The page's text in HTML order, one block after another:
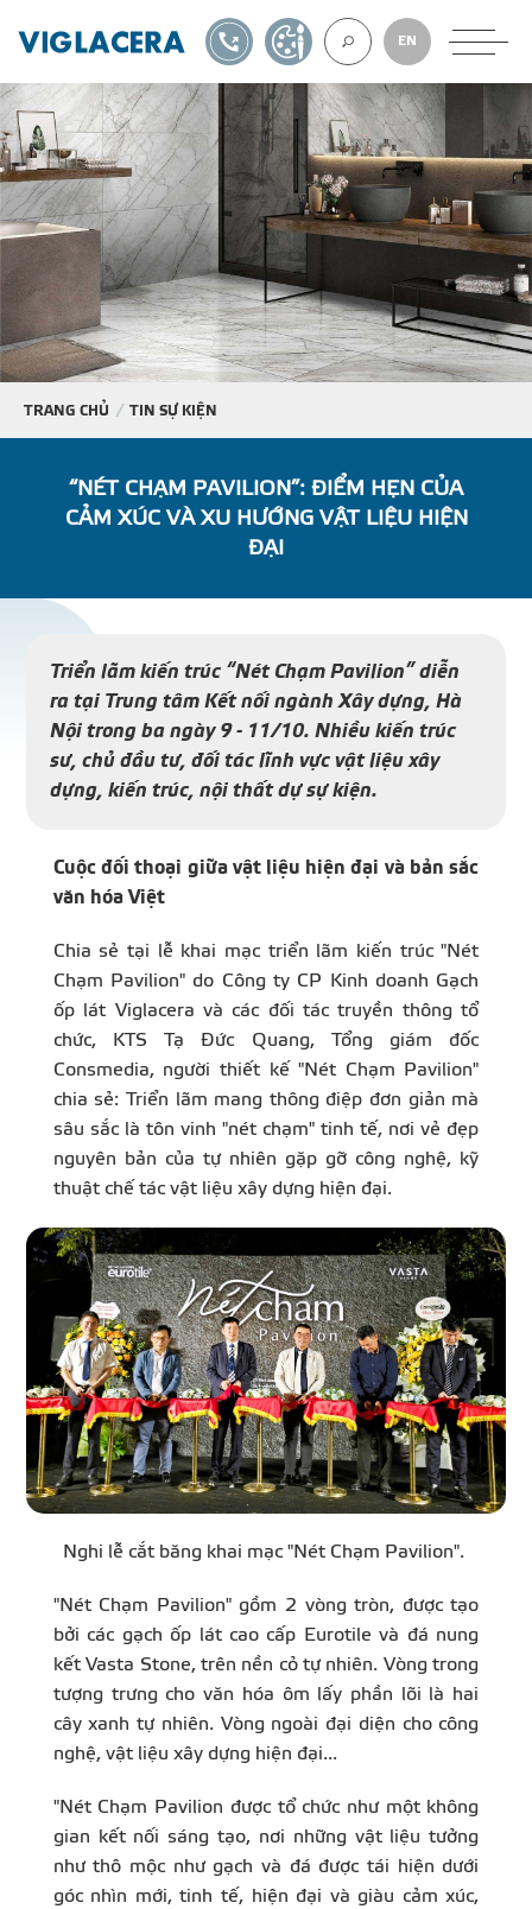
VỀ CHÚNG
GẠCH ỐP LÁT
BÊ TÔNG KHÍ
XUẤT KHẨU
THƯ
LIÊN HỆ - TƯ
EN
1900561582TỰ THIẾT KẾ
TRANG CHỦ TIN SỰ KIỆN
“NÉT CHẠM PAVILION”: ĐIỂM HẸN CỦA
CẢM XÚC VÀ XU HƯỚNG VẬT LIỆU HIỆN
ĐẠI
Triển lãm kiến trúc “Nét Chạm Pavilion” diễn
ra tại Trung tâm Kết nối ngành Xây dựng, Hà
Nội trong ba ngày 9 - 11/10. Nhiều kiến trúc
sư, chủ đầu tư, đối tác lĩnh vực vật liệu xây
dựng, kiến trúc, nội thất dự sự kiện.
Cuộc đối thoại giữa vật liệu hiện đại và bản sắc
văn hóa Việt
Chia sẻ tại lễ khai mạc triển lãm kiến trúc "Nét
Chạm Pavilion" do Công ty CP Kinh doanh Gạch
ốp lát Viglacera và các đối tác truyền thông tổ
chức, KTS Tạ Đức Quang, Tổng giám đốc
Consmedia, người thiết kế "Nét Chạm Pavilion"
chia sẻ: Triển lãm mang thông điệp đơn giản mà
sâu sắc là tôn vinh "nét chạm" tinh tế, nơi vẻ đẹp
nguyên bản của tự nhiên gặp gỡ công nghệ, kỹ
thuật chế tác vật liệu xây dựng hiện đại.
Nghi lễ cắt băng khai mạc "Nét Chạm Pavilion".
"Nét Chạm Pavilion" gồm 2 vòng tròn, được tạo
bởi các gạch ốp lát cao cấp Eurotile và đá nung
kết Vasta Stone, trên nền cỏ tự nhiên. Vòng trong
tượng trưng cho văn hóa ôm lấy phần lõi là hai
cây xanh tự nhiên. Vòng ngoài đại diện cho công
nghệ, vật liệu xây dựng hiện đại...
"Nét Chạm Pavilion được tổ chức như một không
gian kết nối sáng tạo, nơi những vật liệu tưởng
như thô mộc như gạch và đá được tái hiện dưới
góc nhìn mới, tinh tế, hiện đại và giàu cảm xúc,